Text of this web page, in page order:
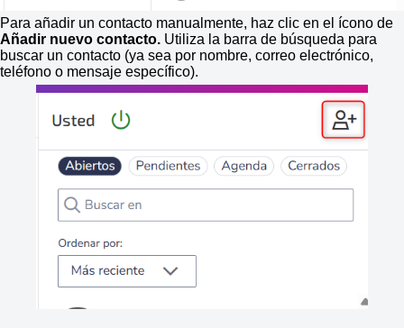
Para añadir un contacto manualmente, haz clic en el ícono de
Añadir nuevo contacto. Utiliza la barra de búsqueda para
buscar un contacto (ya sea por nombre, correo electrónico,
teléfono o mensaje específico).